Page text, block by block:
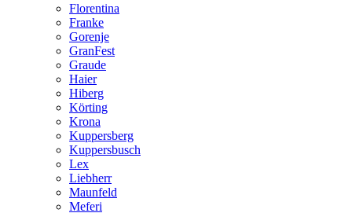
Florentina
Franke
Gorenje
GranFest
Graude
Haier
Hiberg
Körting
Krona
Kuppersberg
Kuppersbusch
Lex
Liebherr
Maunfeld
Meferi